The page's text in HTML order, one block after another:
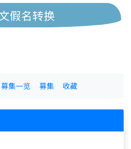
假名转换
募集一览 募集 收藏